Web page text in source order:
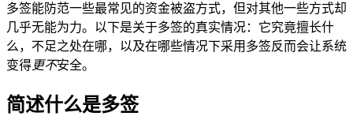
多签能防范一些最常见的资金被盗方式，但对其他一些方式却
几乎无能为力。以下是关于多签的真实情况：它究竟擅长什
么，不足之处在哪，以及在哪些情况下采用多签反而会让系统
变得更不安全。
简述什么是多签